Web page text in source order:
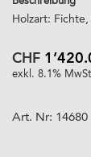
Holzart:
CHF
exkl. 8.1%
Art. Nr: 14680